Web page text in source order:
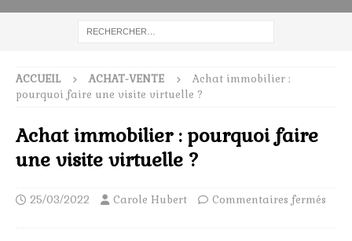
ACCUEIL ACHAT-VENTE
Achat immobilier :
pourquoi faire une visite virtuelle ?
Achat immobilier : pourquoi faire
une visite virtuelle ?
25/03/2022 Carole Hubert Commentaires fermés